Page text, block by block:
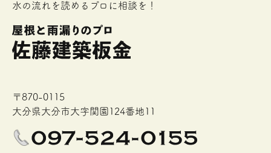
水の流れを読めるプロに相談を！
〒870-0115
大分県大分市大字関園124番地11